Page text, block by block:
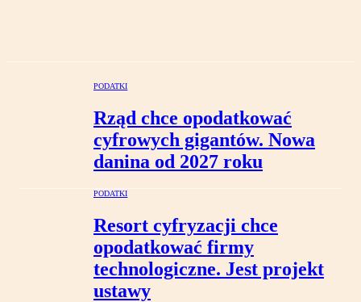
PODATKI
Rząd chce opodatkować
cyfrowych gigantów. Nowa
danina od 2027 roku
PODATKI
Resort cyfryzacji chce
opodatkować firmy
technologiczne. Jest projekt
ustawy